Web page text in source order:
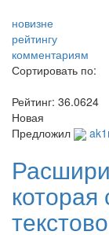
новизне
рейтингу
комментариям
Сортировать по:
Рейтинг: 36.0624
Новая
Предложил
которая